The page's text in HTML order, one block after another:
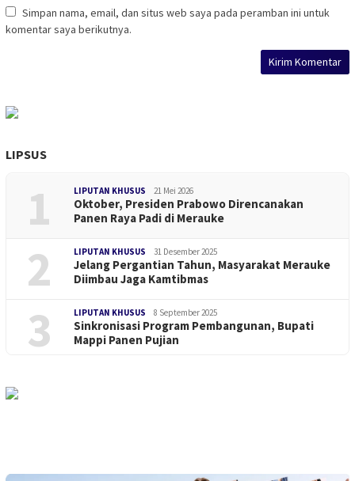
Simpan nama, email, dan situs web saya pada peramban ini untuk
komentar saya berikutnya.
LIPSUS
1 LIPUTAN KHUSUS 21 Mei 2026
Oktober, Presiden Prabowo Direncanakan
Panen Raya Padi di Merauke
2 LIPUTAN KHUSUS 31 Desember 2025
Jelang Pergantian Tahun, Masyarakat Merauke
Diimbau Jaga Kamtibmas
3 LIPUTAN KHUSUS 8 September 2025
Sinkronisasi Program Pembangunan, Bupati
Mappi Panen Pujian